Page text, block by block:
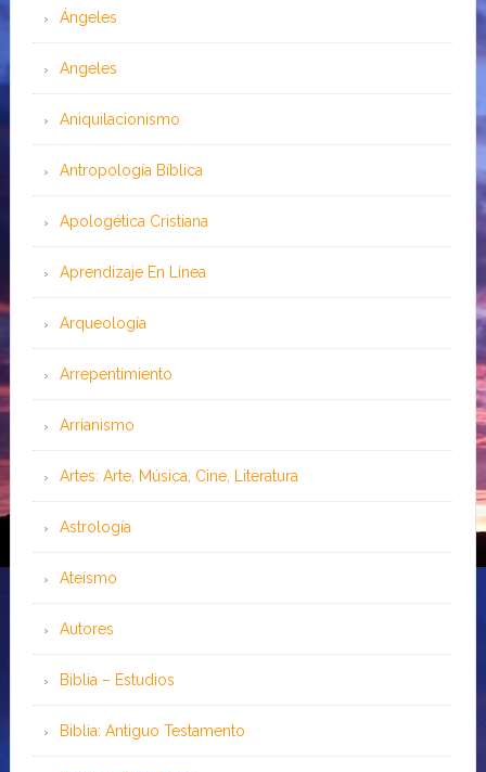
Ángeles
Angeles
Aniquilacionismo
Antropología Bíblica
Apologética Cristiana
Aprendizaje En Línea
Arqueología
Arrepentimiento
Arrianismo
Artes: Arte, Música, Cine, Literatura
Astrología
Ateísmo
Autores
Biblia – Estudios
Biblia: Antiguo Testamento